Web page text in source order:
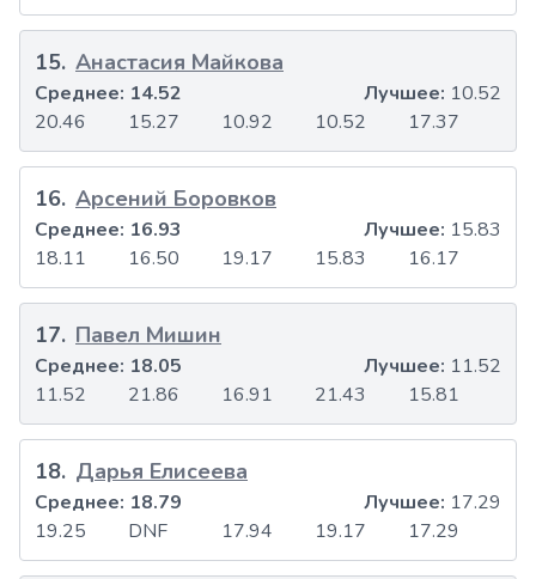
15. Анастасия Майкова
20.46 15.27 10.92 10.52 17.37
Среднее: 14.52 Лучшее: 10.52
16. Арсений Боровков
18.11 16.50 19.17 15.83 16.17
Среднее: 16.93 Лучшее: 15.83
17. Павел Мишин
11.52 21.86 16.91 21.43 15.81
Среднее: 18.05 Лучшее: 11.52
18. Дарья Елисеева
19.25 DNF 17.94 19.17 17.29
Среднее: 18.79 Лучшее: 17.29